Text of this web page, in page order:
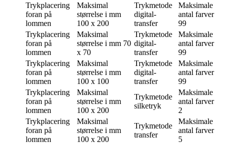
Trykplacering
foran på
lommen
Maksimal
størrelse i mm
100 x 200
Trykmetode
digital-
transfer
Maksimale
antal farver
99
Trykplacering
foran på
lommen
Maksimal
størrelse i mm 70
x 70
Trykmetode
digital-
transfer
Maksimale
antal farver
99
Trykplacering
foran på
lommen
Maksimal
størrelse i mm
100 x 100
Trykmetode
digital-
transfer
Maksimale
antal farver
99
Trykplacering
foran på
lommen
Maksimal
størrelse i mm
100 x 200
Trykmetode
silketryk
Maksimale
antal farver
2
Trykplacering
foran på
lommen
Maksimal
størrelse i mm
100 x 200
Trykmetode
transfer
Maksimale
antal farver
5